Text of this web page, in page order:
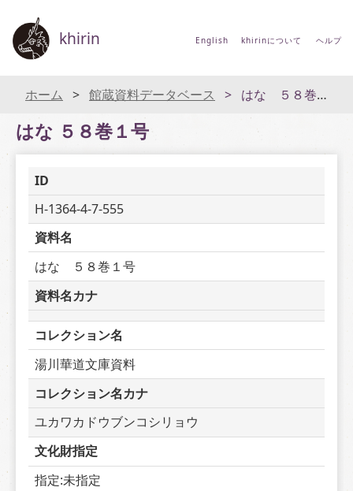
khirin English khirinについて ヘルプ
ホーム 館蔵資料データベース はな ５８巻１号
はな ５８巻１号
ID
H-1364-4-7-555
資料名
はな　５８巻１号
資料名カナ
コレクション名
湯川華道文庫資料
コレクション名カナ
ユカワカドウブンコシリョウ
文化財指定
指定:未指定